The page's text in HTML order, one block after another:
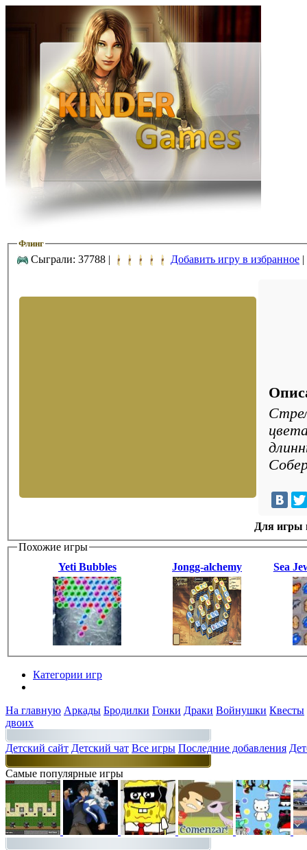
Флинг
Сыграли: 37788 | Добавить игру в избранное |
длинные столбцы, для получения
Для игры
Похожие игры
Yeti Bubbles
Jongg-alchemy Sea
Категории игр
На главную Аркады Бродилки Гонки Драки Войнушки Квесты
двоих
Детский сайт Детский чат Все игры Последние добавления
Самые популярные игры